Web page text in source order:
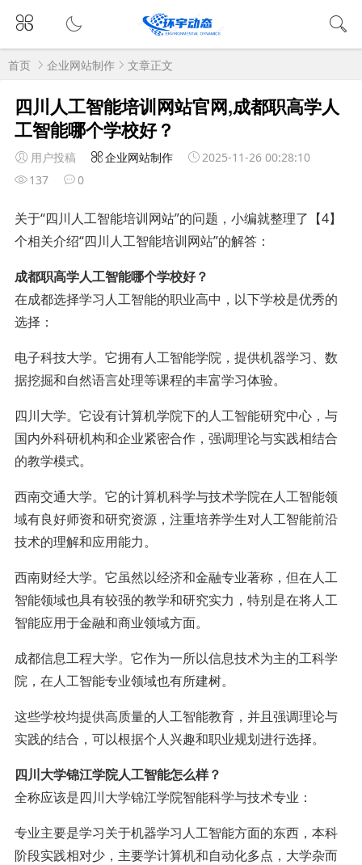
首页 企业网站制作 文章正文
四川人工智能培训网站官网,成都职高学人
工智能哪个学校好？
用户投稿 企业网站制作
2025-11-26 00:28:10
137
0
关于“四川人工智能培训网站”的问题，小编就整理了【4】
个相关介绍“四川人工智能培训网站”的解答：
成都职高学人工智能哪个学校好？
在成都选择学习人工智能的职业高中，以下学校是优秀的
选择：
电子科技大学。它拥有人工智能学院，提供机器学习、数
据挖掘和自然语言处理等课程的丰富学习体验。
四川大学。它设有计算机学院下的人工智能研究中心，与
国内外科研机构和企业紧密合作，强调理论与实践相结合
的教学模式。
西南交通大学。它的计算机科学与技术学院在人工智能领
域有良好师资和研究资源，注重培养学生对人工智能前沿
技术的理解和应用能力。
西南财经大学。它虽然以经济和金融专业著称，但在人工
智能领域也具有较强的教学和研究实力，特别是在将人工
智能应用于金融和商业领域方面。
成都信息工程大学。它作为一所以信息技术为主的工科学
院，在人工智能专业领域也有所建树。
这些学校均提供高质量的人工智能教育，并且强调理论与
实践的结合，可以根据个人兴趣和职业规划进行选择。
四川大学锦江学院人工智能怎么样？
全称应该是四川大学锦江学院智能科学与技术专业：
专业主要是学习关于机器学习人工智能方面的东西，本科
阶段实践相对少，主要学计算机和自动化多点，大学杂而